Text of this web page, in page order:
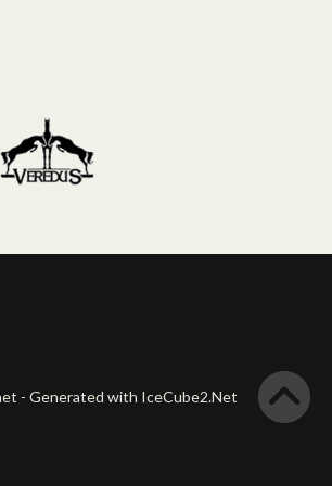
- Generated with IceCube2.Net